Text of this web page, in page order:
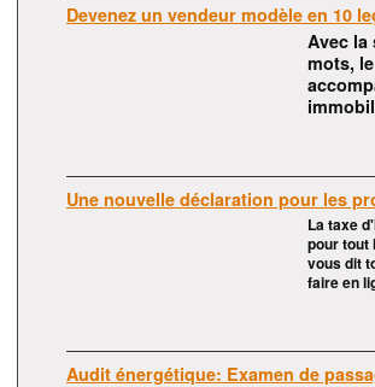
Devenez un vendeur modèle en 10
Avec
mots,
Une nouvelle déclaration pour les
La taxe
pour tout
vous dit
faire en
Audit énergétique: Examen de